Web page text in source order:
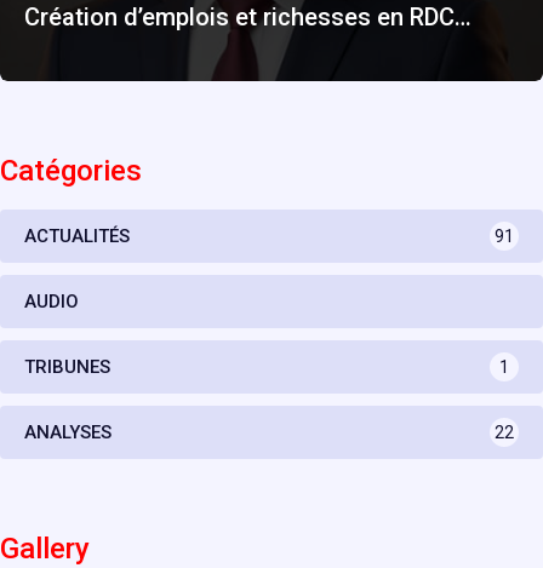
Création d’emplois et richesses en RDC…
Catégories
ACTUALITÉS 91
AUDIO
TRIBUNES 1
ANALYSES 22
Gallery